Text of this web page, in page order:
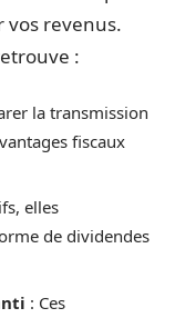
vos revenus.
:
la transmission
fiscaux
elles
de dividendes
: Ces